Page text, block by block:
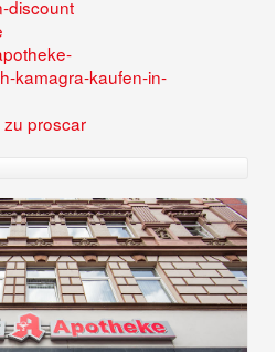
discount
kamagra-kaufen-in-
proscar